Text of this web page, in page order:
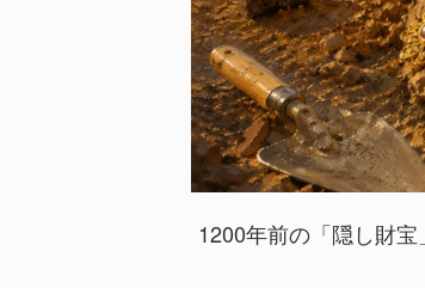
1200年前の「隠し財